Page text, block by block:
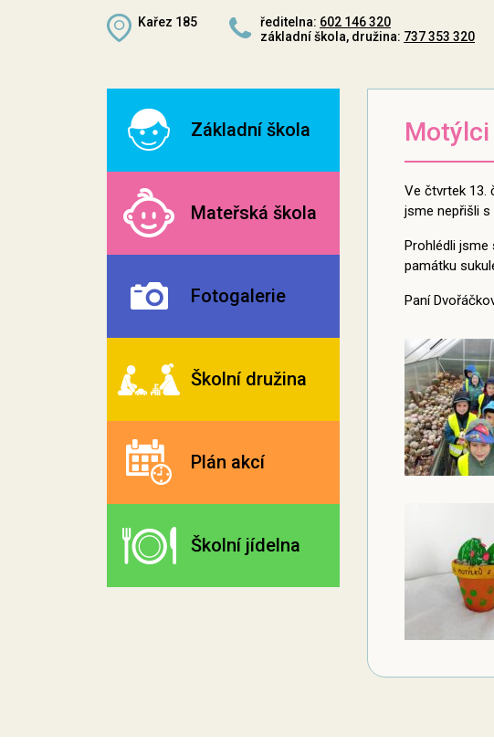
Kařez 185 ředitelna: 602 146 320
základní škola, družina: 737 353 320
Základní škola
Mateřská škola
Fotogalerie
Školní družina
Plán akcí
Školní jídelna
Motýlci
Ve čtvrtek 13.
jsme nepřišli s
Prohlédli jsme
památku
Paní